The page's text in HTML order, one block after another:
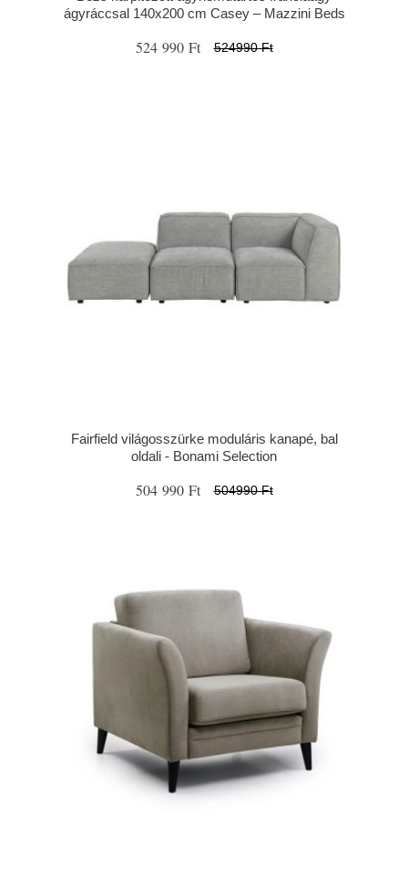
ágyráccsal 140x200 cm Casey – Mazzini Beds
524 990 Ft 524990 Ft
Fairfield világosszürke moduláris kanapé, bal
oldali - Bonami Selection
504 990 Ft 504990 Ft